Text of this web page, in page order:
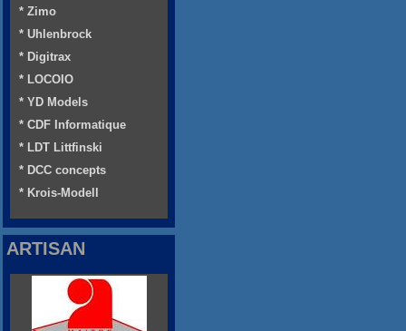
* Zimo
* Uhlenbrock
* Digitrax
* LOCOIO
* YD Models
* CDF Informatique
* LDT Littfinski
* DCC concepts
* Krois-Modell
ARTISAN